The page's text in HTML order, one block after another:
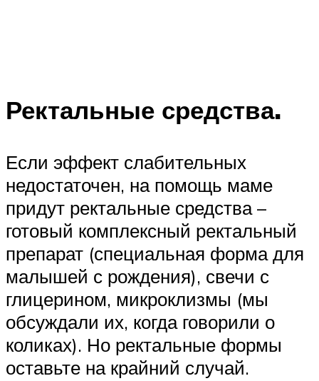
Ректальные средства.
Если эффект слабительных
недостаточен, на помощь маме
придут ректальные средства –
готовый комплексный ректальный
препарат (специальная форма для
малышей с рождения), свечи с
глицерином, микроклизмы (мы
обсуждали их, когда говорили о
коликах). Но ректальные формы
оставьте на крайний случай.